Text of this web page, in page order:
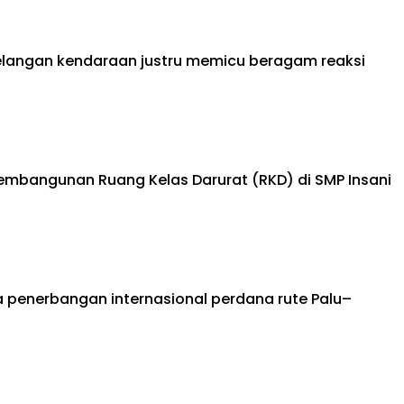
kendaraan justru memicu beragam reaksi
Ruang Kelas Darurat (RKD) di SMP Insani
penerbangan internasional perdana rute Palu–